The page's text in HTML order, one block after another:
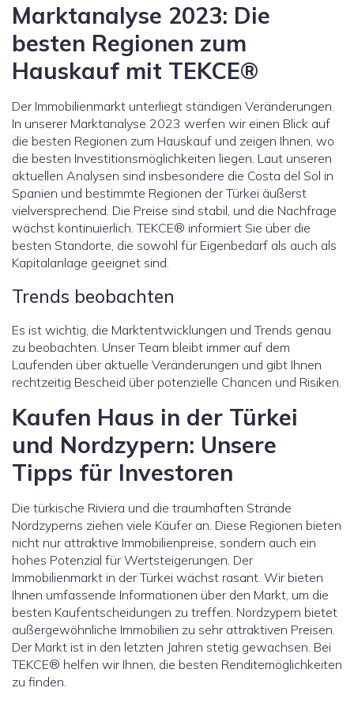
Marktanalyse 2023: Die
besten Regionen zum
Hauskauf mit TEKCE®
Der Immobilienmarkt unterliegt ständigen Veränderungen.
In unserer Marktanalyse 2023 werfen wir einen Blick auf
die besten Regionen zum Hauskauf und zeigen Ihnen, wo
die besten Investitionsmöglichkeiten liegen. Laut unseren
aktuellen Analysen sind insbesondere die Costa del Sol in
Spanien und bestimmte Regionen der Türkei äußerst
vielversprechend. Die Preise sind stabil, und die Nachfrage
wächst kontinuierlich. TEKCE® informiert Sie über die
besten Standorte, die sowohl für Eigenbedarf als auch als
Kapitalanlage geeignet sind.
Trends beobachten
Es ist wichtig, die Marktentwicklungen und Trends genau
zu beobachten. Unser Team bleibt immer auf dem
Laufenden über aktuelle Veränderungen und gibt Ihnen
rechtzeitig Bescheid über potenzielle Chancen und Risiken.
Kaufen Haus in der Türkei
und Nordzypern: Unsere
Tipps für Investoren
Die türkische Riviera und die traumhaften Strände
Nordzyperns ziehen viele Käufer an. Diese Regionen bieten
nicht nur attraktive Immobilienpreise, sondern auch ein
hohes Potenzial für Wertsteigerungen. Der
Immobilienmarkt in der Türkei wächst rasant. Wir bieten
Ihnen umfassende Informationen über den Markt, um die
besten Kaufentscheidungen zu treffen. Nordzypern bietet
außergewöhnliche Immobilien zu sehr attraktiven Preisen.
Der Markt ist in den letzten Jahren stetig gewachsen. Bei
TEKCE® helfen wir Ihnen, die besten Renditemöglichkeiten
zu finden.